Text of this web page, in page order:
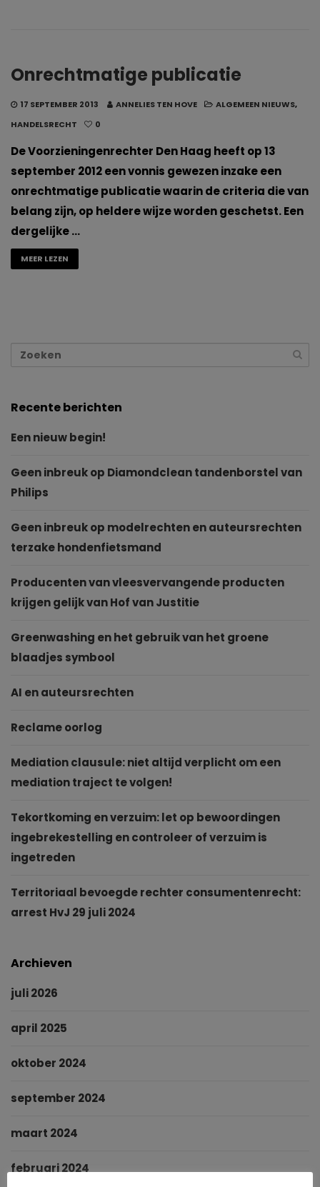
Onrechtmatige publicatie
17 SEPTEMBER 2013 ANNELIES TEN HOVE ALGEMEEN NIEUWS,
HANDELSRECHT
0
De Voorzieningenrechter Den Haag heeft op 13
september 2012 een vonnis gewezen inzake een
onrechtmatige publicatie waarin de criteria die van
belang zijn, op heldere wijze worden geschetst. Een
dergelijke …
MEER LEZEN
Recente berichten
Een nieuw begin!
Geen inbreuk op Diamondclean tandenborstel van
Philips
Geen inbreuk op modelrechten en auteursrechten
terzake hondenfietsmand
Producenten van vleesvervangende producten
krijgen gelijk van Hof van Justitie
Greenwashing en het gebruik van het groene
blaadjes symbool
AI en auteursrechten
Reclame oorlog
Mediation clausule: niet altijd verplicht om een
mediation traject te volgen!
Tekortkoming en verzuim: let op bewoordingen
ingebrekestelling en controleer of verzuim is
ingetreden
Territoriaal bevoegde rechter consumentenrecht:
arrest HvJ 29 juli 2024
Archieven
juli 2026
april 2025
oktober 2024
september 2024
maart 2024
februari 2024